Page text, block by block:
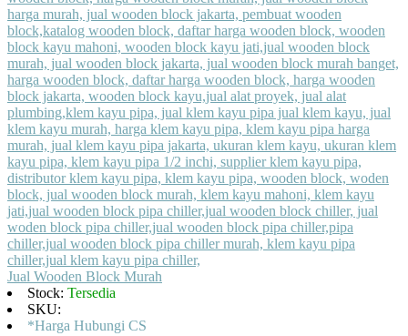
Jual Wooden Block Murah
Stock: Tersedia
SKU:
*Harga Hubungi CS